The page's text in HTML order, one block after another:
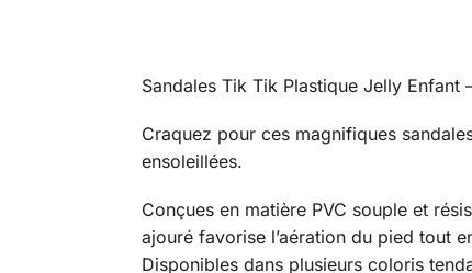
Sandales Tik Tik Plastique Jelly
Craquez pour ces magnifiques
ensoleillées.
Conçues en matière PVC souple et
ajouré favorise l’aération du pied tout
Disponibles dans plusieurs coloris